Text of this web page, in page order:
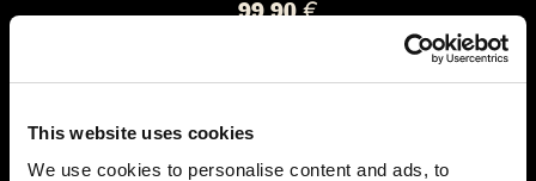
This website uses cookies
We use cookies to personalise content and ads, to
99,90 €